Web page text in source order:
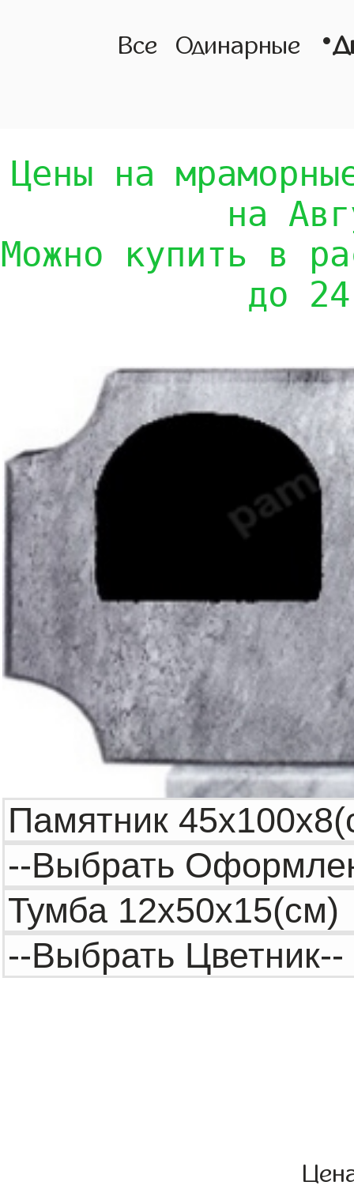
Все Одинарные •
Цены на
на
Можно купить в
до